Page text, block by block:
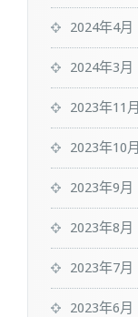
2024年4月
2024年3月
2023年11月
2023年10月
2023年9月
2023年8月
2023年7月
2023年6月